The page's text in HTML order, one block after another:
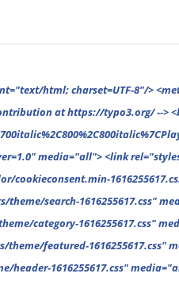
vendor-1616255617.css" media="all"> <link rel="stylesheet" type="text/css" href="https://www.gnp1.de/files/typo3conf/ext/gnp_base/resources/public/assets/vendor/cookieconsent.min-1616255617.css" media="all"> <link rel="stylesheet" type="text/css" href="https://www.gnp1.de/files/typo3conf/ext/gnp_base/resources/public/assets/theme/_reset-1616255617.css" media="all"> <link rel="stylesheet" type="text/css" href="https://www.gnp1.de/files/typo3conf/ext/gnp_base/resources/public/assets/theme/mansonry-1616255617.css" media="all"> <link rel="stylesheet" type="text/css" href="https://www.gnp1.de/files/